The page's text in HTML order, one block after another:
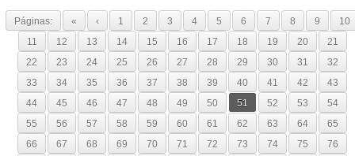
Páginas: « ‹ 1 2 3 4 5 6 7 8 9
10
11
12 13 14 15 16 17 18 19 20
21
22
23 24 25 26 27 28 29 30 31
32
33
34 35 36 37 38 39 40 41 42
43
44
45 46 47 48 49 50 51 52 53
54
55
56 57 58 59 60 61 62 63 64
65
66
67 68 69 70 71 72 73 74 75
76